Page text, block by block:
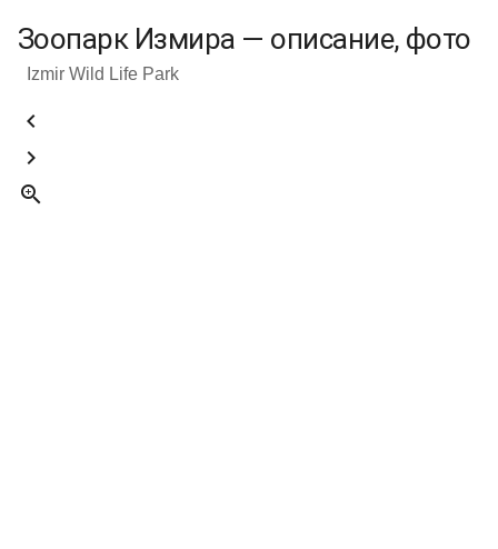
Зоопарк Измира — описание, фото
Izmir Wild Life Park


